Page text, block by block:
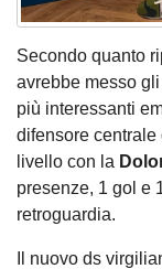
Secondo quanto
avrebbe messo
più interessanti
difensore centrale
livello con la
presenze, 1 gol e
retroguardia.
Il nuovo ds